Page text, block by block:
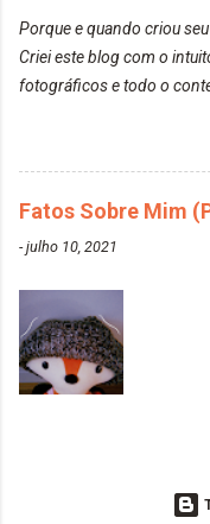
de um
Turkiss
https://
colors-
Ozzy Lilac
em meu
Porque e quando criou
Criei este blog com o
fotográficos e todo o
vida de Blogueira? Tem
Qual a parte chata da vida
embora... O que tem de
sendo reconhecido.
além daquilo que
tempo? Vejo como sendo
tudo para ele. Quais
o Drilly Design e comecei
Carol "Magic Days". Tem
leitoras? Claro. Seu blog já
Fatos Sobre Mim
-julho 10, 2021